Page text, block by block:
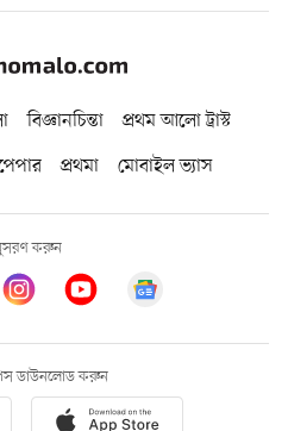
বিজ্ঞানচিন্তা
প্রথম আলো ট্রাস্ট
প্রথমা মোবাইল ভ্যাস
করুন
ডাউনলোড করুন